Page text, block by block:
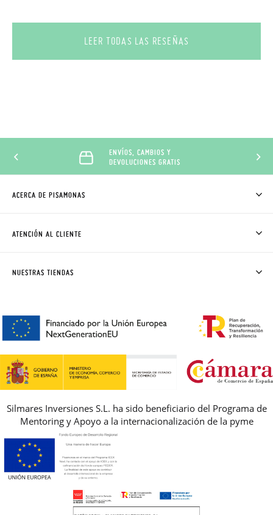
LEER TODAS LAS RESEÑAS
ENVÍOS, CAMBIOS Y
DEVOLUCIONES GRATIS
ACERCA DE PISAMONAS
CÓMO COMPRAR
AVISO LEGAL, PRIVACIDAD Y COOKIES
REBAJAS
ATENCIÓN AL CLIENTE
PREGUNTAS FRECUENTES
NUESTRAS TIENDAS
Silmares Inversiones S.L. ha sido beneficiario del Programa de
Mentoring y Apoyo a la internacionalización de la pyme